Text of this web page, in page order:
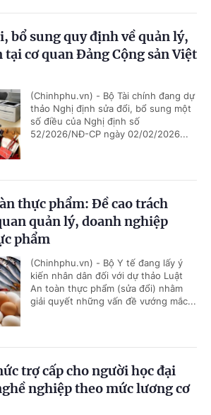
bổ sung quy định về quản lý,
tại cơ quan Đảng Cộng sản Việt
(Chinhphu.vn) - Bộ Tài chính đang dự
thảo Nghị định sửa đổi, bổ sung một
số điều của Nghị định số
52/2026/NĐ-CP ngày 02/02/2026...
thực phẩm: Đề cao trách
quản lý, doanh nghiệp
phẩm
(Chinhphu.vn) - Bộ Y tế đang lấy ý
kiến nhân dân đối với dự thảo Luật
An toàn thực phẩm (sửa đổi) nhằm
giải quyết những vấn đề vướng mắc...
trợ cấp cho người học đại
nghiệp theo mức lương cơ